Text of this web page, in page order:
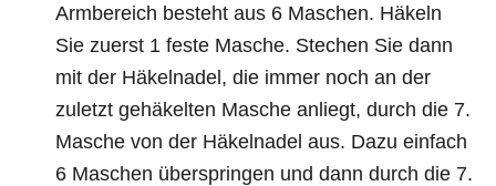
Armbereich besteht aus 6 Maschen. Häkeln
Sie zuerst 1 feste Masche. Stechen Sie dann
mit der Häkelnadel, die immer noch an der
zuletzt gehäkelten Masche anliegt, durch die 7.
Masche von der Häkelnadel aus. Dazu einfach
6 Maschen überspringen und dann durch die 7.